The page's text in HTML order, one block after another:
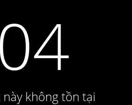
này không tồn tại